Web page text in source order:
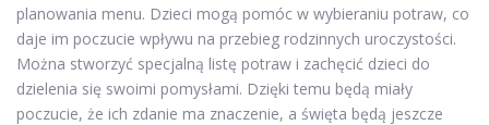
planowania menu. Dzieci mogą pomóc w wybieraniu potraw, co
daje im poczucie wpływu na przebieg rodzinnych uroczystości.
Można stworzyć specjalną listę potraw i zachęcić dzieci do
dzielenia się swoimi pomysłami. Dzięki temu będą miały
poczucie, że ich zdanie ma znaczenie, a święta będą jeszcze